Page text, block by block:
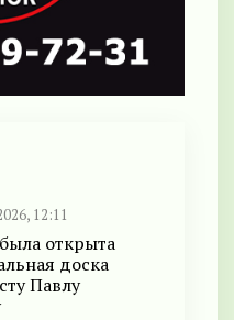
12:11
открыта
доска
Павлу